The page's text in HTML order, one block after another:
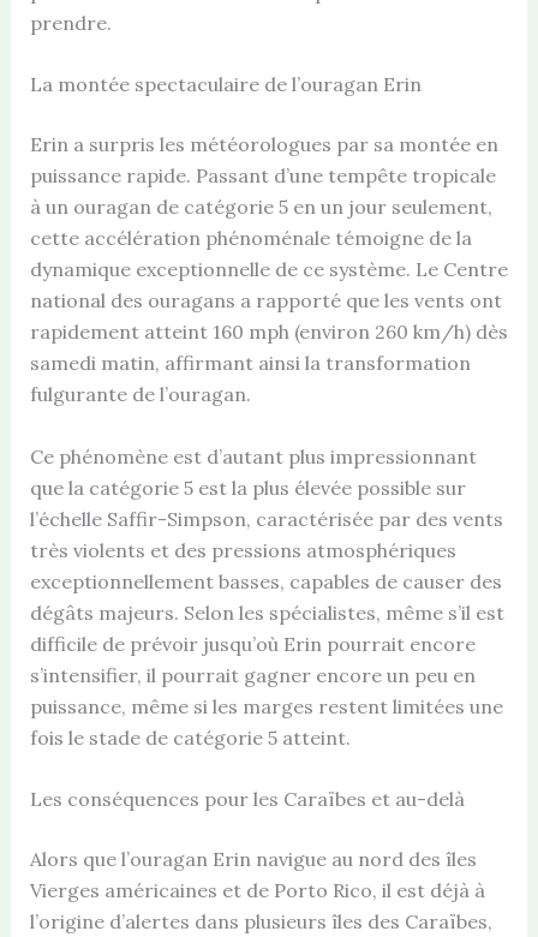
prendre.
La montée spectaculaire de l’ouragan Erin
Erin a surpris les météorologues par sa montée en
puissance rapide. Passant d’une tempête tropicale
à un ouragan de catégorie 5 en un jour seulement,
cette accélération phénoménale témoigne de la
dynamique exceptionnelle de ce système. Le Centre
national des ouragans a rapporté que les vents ont
rapidement atteint 160 mph (environ 260 km/h) dès
samedi matin, affirmant ainsi la transformation
fulgurante de l’ouragan.
Ce phénomène est d’autant plus impressionnant
que la catégorie 5 est la plus élevée possible sur
l’échelle Saffir-Simpson, caractérisée par des vents
très violents et des pressions atmosphériques
exceptionnellement basses, capables de causer des
dégâts majeurs. Selon les spécialistes, même s’il est
difficile de prévoir jusqu’où Erin pourrait encore
s’intensifier, il pourrait gagner encore un peu en
puissance, même si les marges restent limitées une
fois le stade de catégorie 5 atteint.
Les conséquences pour les Caraïbes et au-delà
Alors que l’ouragan Erin navigue au nord des îles
Vierges américaines et de Porto Rico, il est déjà à
l’origine d’alertes dans plusieurs îles des Caraïbes,